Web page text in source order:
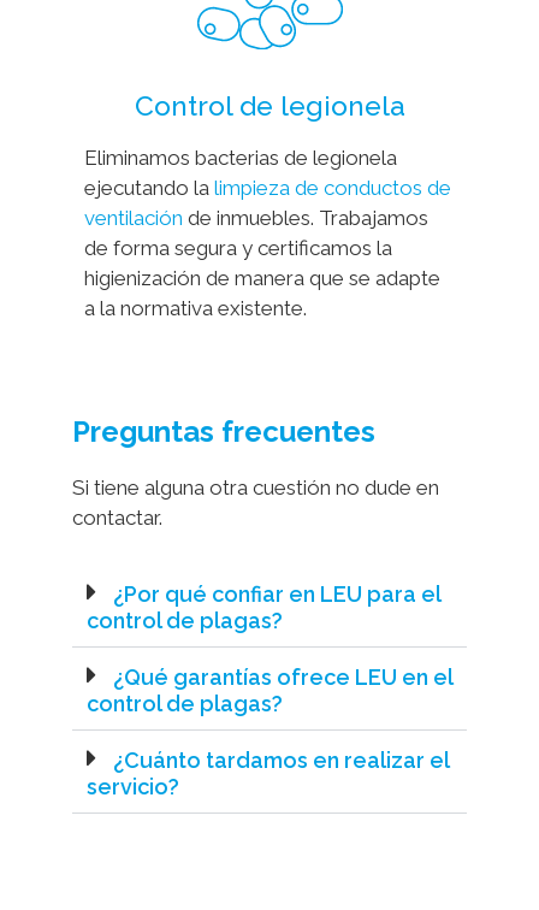
Control de legionela
Eliminamos bacterias de legionela
ejecutando la limpieza de conductos de
ventilación de inmuebles. Trabajamos
de forma segura y certificamos la
higienización de manera que se adapte
a la normativa existente.
Preguntas frecuentes
Si tiene alguna otra cuestión no dude en
contactar.
¿Por qué confiar en LEU para el
control de plagas?
¿Qué garantías ofrece LEU en el
control de plagas?
¿Cuánto tardamos en realizar el
servicio?